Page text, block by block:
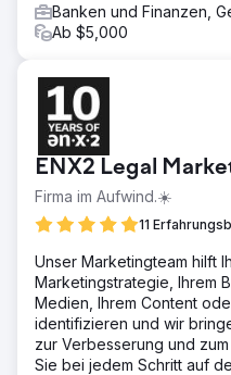
Banken und Finanzen,
Ab $5,000
ENX2 Legal
Firma im Aufwind.☀️
11
Unser Marketingteam hilft
Marketingstrategie, Ihrem
Medien, Ihrem Content
identifizieren und wir
zur Verbesserung und
Sie bei jedem Schritt auf